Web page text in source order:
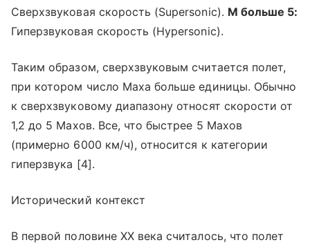
Сверхзвуковая скорость (Supersonic). М больше 5:
Гиперзвуковая скорость (Hypersonic).
Таким образом, сверхзвуковым считается полет,
при котором число Маха больше единицы. Обычно
к сверхзвуковому диапазону относят скорости от
1,2 до 5 Махов. Все, что быстрее 5 Махов
(примерно 6000 км/ч), относится к категории
гиперзвука [4].
Исторический контекст
В первой половине XX века считалось, что полет